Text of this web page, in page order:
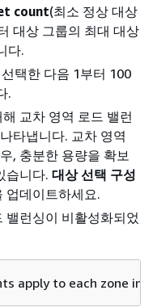
count(최소 정상 대상
대상 그룹의 최대 대상
다.
택한 다음 1부터 100
.
교차 영역 로드 밸런
타냅니다. 교차 영역
, 충분한 용량을 확보
습니다. 대상 선택 구성
업데이트하세요.
밸런싱이 비활성화되었
apply to each zone